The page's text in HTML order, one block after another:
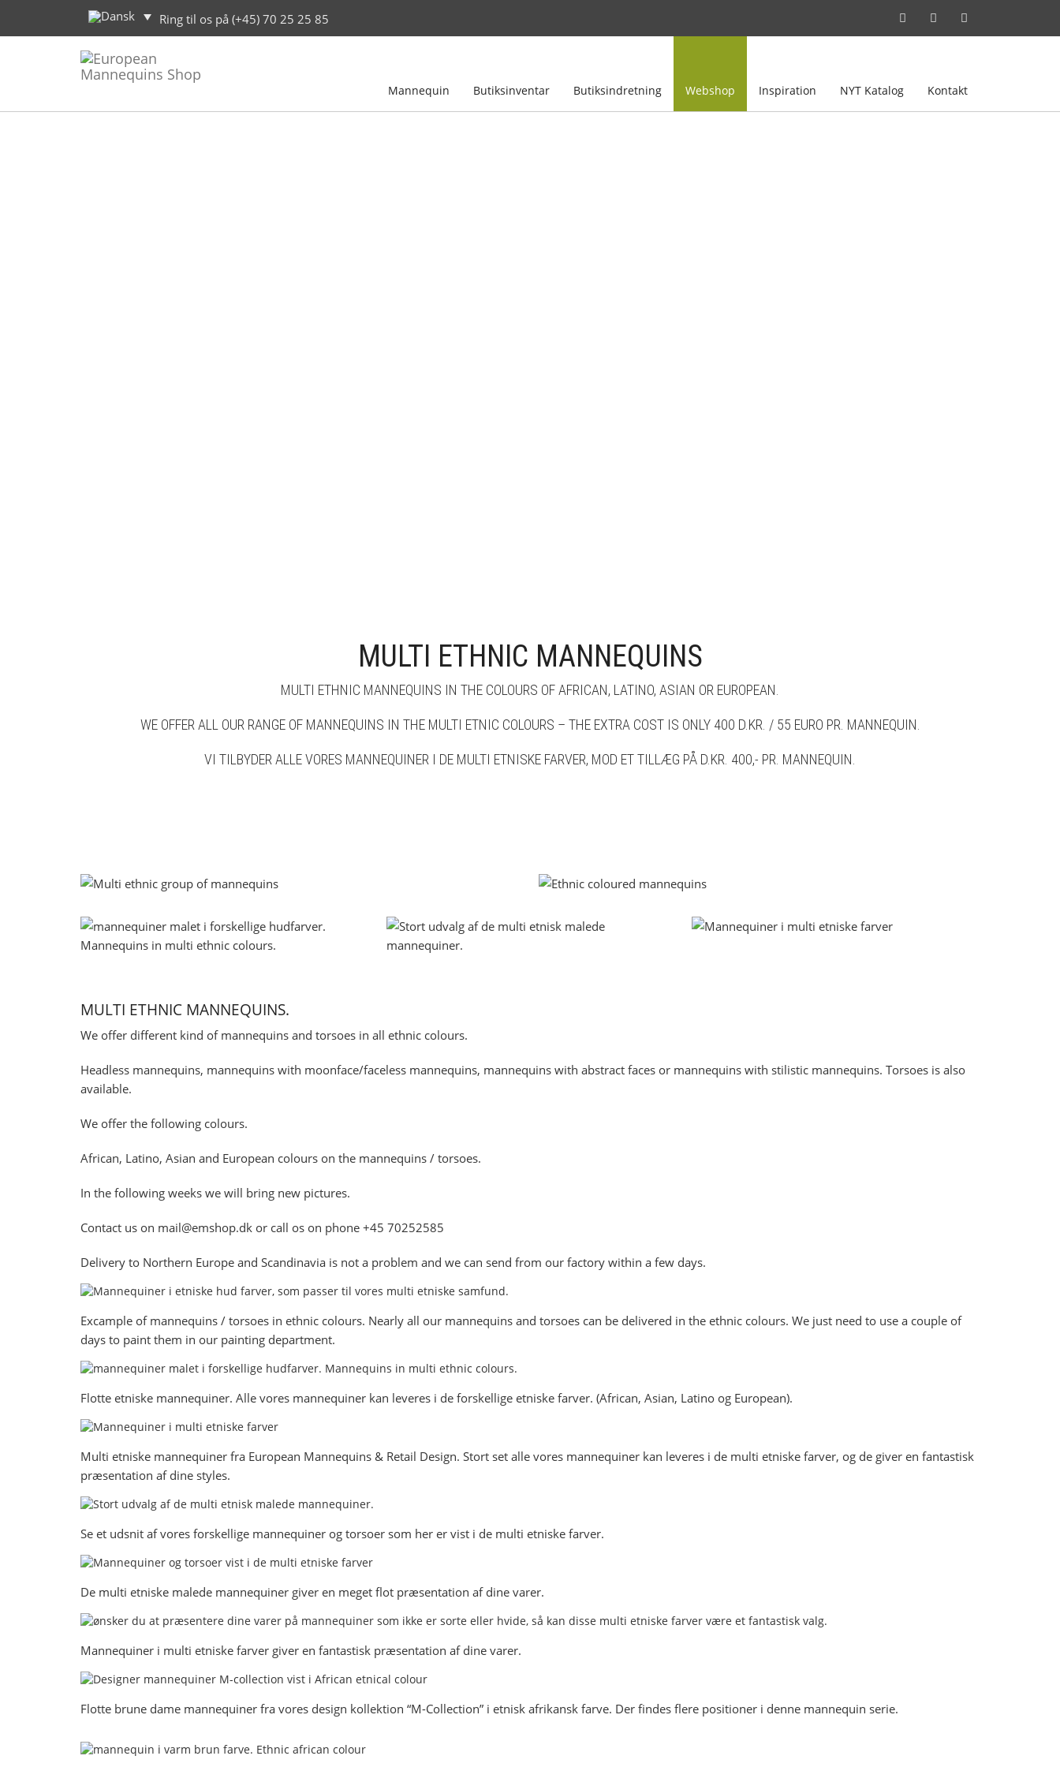
Ring til os på (+45) 70 25 25 85
Mannequin Butiksinventar Butiksindretning Webshop Inspiration NYT Katalog Kontakt
MULTI ETHNIC MANNEQUINS
MULTI ETHNIC MANNEQUINS IN THE COLOURS OF AFRICAN, LATINO, ASIAN OR EUROPEAN.
WE OFFER ALL OUR RANGE OF MANNEQUINS IN THE MULTI ETNIC COLOURS – THE EXTRA COST IS ONLY 400 D.KR. / 55 EURO PR. MANNEQUIN.
VI TILBYDER ALLE VORES MANNEQUINER I DE MULTI ETNISKE FARVER, MOD ET TILLÆG PÅ D.KR. 400,- PR. MANNEQUIN.
MULTI ETHNIC MANNEQUINS.
We offer different kind of mannequins and torsoes in all ethnic colours.
Headless mannequins, mannequins with moonface/faceless mannequins, mannequins with abstract faces or mannequins with stilistic mannequins. Torsoes is also
available.
We offer the following colours.
African, Latino, Asian and European colours on the mannequins / torsoes.
In the following weeks we will bring new pictures.
Contact us on mail@emshop.dk or call os on phone +45 70252585
Delivery to Northern Europe and Scandinavia is not a problem and we can send from our factory within a few days.
Excample of mannequins / torsoes in ethnic colours. Nearly all our mannequins and torsoes can be delivered in the ethnic colours. We just need to use a couple of
days to paint them in our painting department.
Flotte etniske mannequiner. Alle vores mannequiner kan leveres i de forskellige etniske farver. (African, Asian, Latino og European).
Multi etniske mannequiner fra European Mannequins & Retail Design. Stort set alle vores mannequiner kan leveres i de multi etniske farver, og de giver en fantastisk
præsentation af dine styles.
Se et udsnit af vores forskellige mannequiner og torsoer som her er vist i de multi etniske farver.
De multi etniske malede mannequiner giver en meget flot præsentation af dine varer.
Mannequiner i multi etniske farver giver en fantastisk præsentation af dine varer.
Flotte brune dame mannequiner fra vores design kollektion “M-Collection” i etnisk afrikansk farve. Der findes flere positioner i denne mannequin serie.